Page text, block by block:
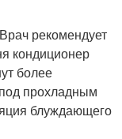
рекомендует
кондиционер
более
прохладным
блуждающего